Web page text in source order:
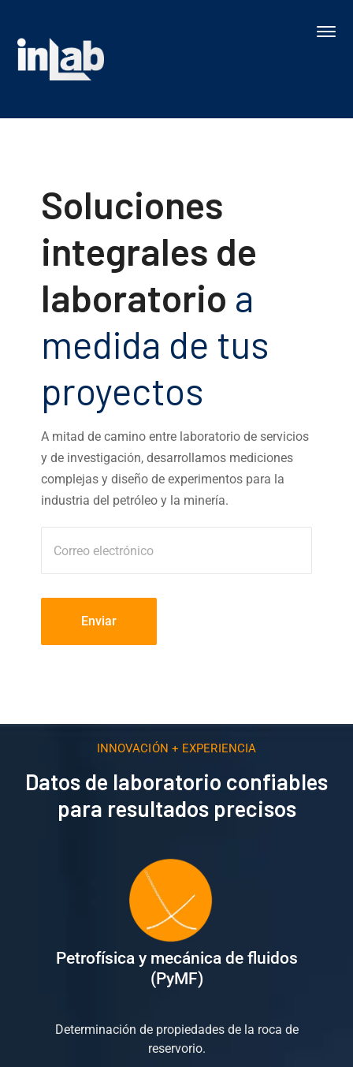
Soluciones
integrales de
laboratorio a
medida de tus
proyectos
A mitad de camino entre laboratorio de servicios
y de investigación, desarrollamos mediciones
complejas y diseño de experimentos para la
industria del petróleo y la minería.
Enviar
INNOVACIÓN + EXPERIENCIA
Datos de laboratorio confiables
para resultados precisos
Petrofísica y mecánica de fluidos
(PyMF)
Determinación de propiedades de la roca de
reservorio.